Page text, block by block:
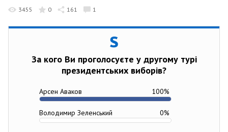
3455 0 161 1
За кого Ви проголосуєте у другому турі
президентських виборів?
Арсен Аваков 100%
Володимир Зеленський 0%